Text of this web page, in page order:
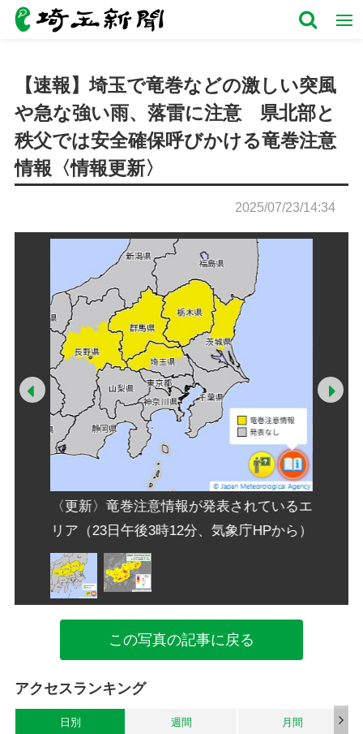
【速報】埼玉で竜巻などの激しい突風
や急な強い雨、落雷に注意 県北部と
秩父では安全確保呼びかける竜巻注意
情報〈情報更新〉
2025/07/23/14:34
〈更新〉竜巻注意情報が発表されているエ
リア（23日午後3時12分、気象庁HPから）
Prev
この写真の記事に戻る
アクセスランキング
日別 週間 月間